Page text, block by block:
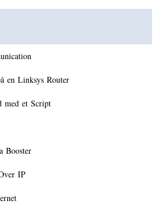
en Linksys Router
med et Script
Booster
IP